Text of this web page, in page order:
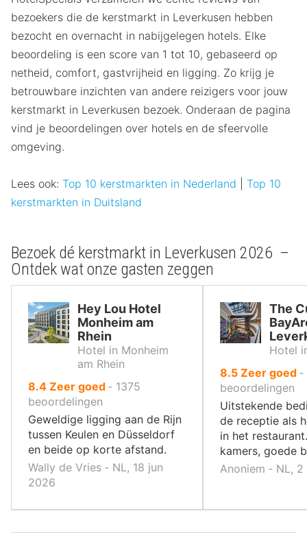
bezoekers die de kerstmarkt in Leverkusen hebben
bezocht en overnacht in nabijgelegen hotels. Elke
beoordeling is een score van 1 tot 10, gebaseerd op
netheid, comfort, gastvrijheid en ligging. Zo krijg je
betrouwbare inzichten van andere reizigers voor jouw
kerstmarkt in Leverkusen bezoek. Onderaan de pagina
vind je beoordelingen over hotels en de sfeervolle
omgeving.
Lees ook: Top 10 kerstmarkten in Nederland
Top 10
kerstmarkten in Duitsland
Bezoek dé kerstmarkt in Leverkusen 2026 –
Ontdek wat onze gasten zeggen
Hey Lou Hotel
Monheim am
Rhein
Hotel in Monheim
am Rhein
8.4uit
10
,
Zeer goed ‐ 1375
beoordelingen
Geweldige ligging aan de Rijn
tussen Keulen en Düsseldorf
en beide op korte afstand.
Wally de Vries ‐ NL, 18 jun
2026
The
Hotel
8.5uit
10
,
Zeer goed ‐
beoordelingen
Uitstekende
de receptie als
in het
kamers, goede
Anoniem ‐ NL,